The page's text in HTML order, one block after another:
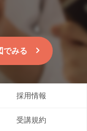
でみる
採用情報
受講規約